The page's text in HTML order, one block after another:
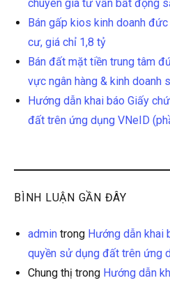
chuyên gia tư vấn bất động
Bán gấp kios kinh doanh
cư, giá chỉ 1,8 tỷ
Bán đất mặt tiền trung tâm
vực ngân hàng & kinh doanh
Hướng dẫn khai báo Giấy
đất trên ứng dụng VNeID
BÌNH LUẬN GẦN ĐÂY
admin trong Hướng dẫn khai
quyền sử dụng đất trên ứng
Chung thị trong Hướng dẫn